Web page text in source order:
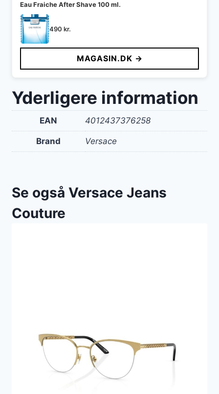
Eau Fraiche After Shave 100 ml.
490 kr.
MAGASIN.DK →
Yderligere information
EAN 4012437376258
Brand Versace
Se også Versace Jeans
Couture